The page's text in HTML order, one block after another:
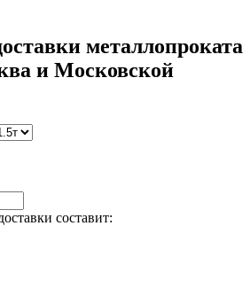
металлопроката
и Московской
составит: